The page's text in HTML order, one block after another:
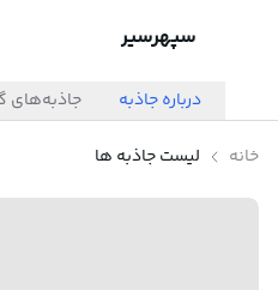
سپهرسیر
درباره جاذبه جاذبه‌های
خانه لیست جاذبه ها